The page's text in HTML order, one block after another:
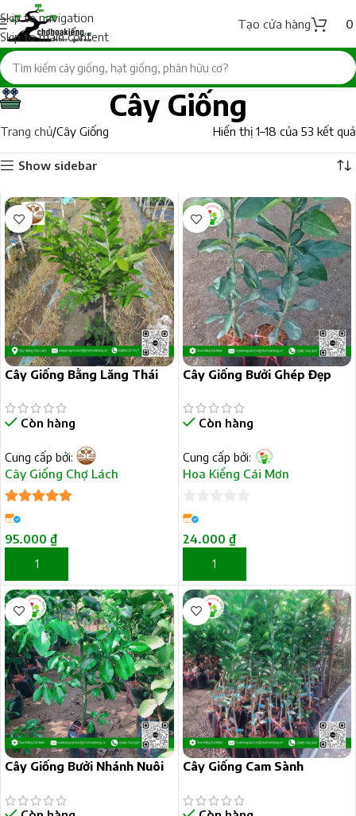
Skip to navigation
Skip to main content
Tạo cửa hàng 0
Cây Giống
Trang chủ Cây Giống Hiển thị 1–18 của 53 kết quả
Show sidebar
Cây Giống Bằng Lăng Thái
Còn hàng
Cung cấp bởi:
Cây Giống Chợ Lách
5trên 5
95.000 ₫
THÊM VÀO GIỎ HÀNG
Cây Giống Bưởi Ghép Đẹp
Còn hàng
Cung cấp bởi:
Hoa Kiểng Cái Mơn
0
trên
5
24.000 ₫
THÊM VÀO GIỎ HÀNG
Cây Giống Bưởi Nhánh Nuôi Cây Giống Cam Sành